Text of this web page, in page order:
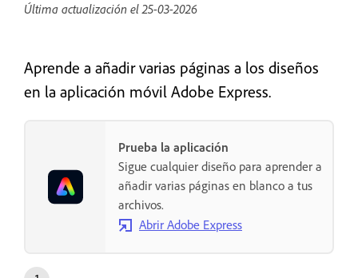
Última actualización el25-03-2026
Aprende a añadir varias páginas a los diseños
en la aplicación móvil Adobe Express.
Prueba la aplicación
Sigue cualquier diseño para aprender a
añadir varias páginas en blanco a tus
archivos.
Abrir Adobe Express